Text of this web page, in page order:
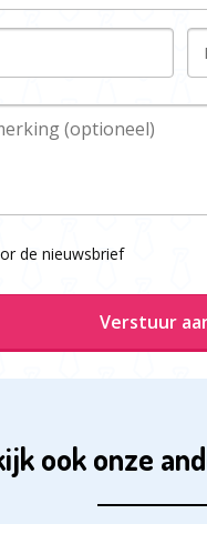
de nieuwsbrief
Verstuur
ook onze